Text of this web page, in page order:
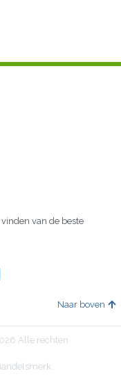
van de beste
Naar boven
Alle rechten